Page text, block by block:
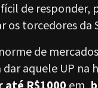
de responder,
os torcedores da
de
aquele UP na